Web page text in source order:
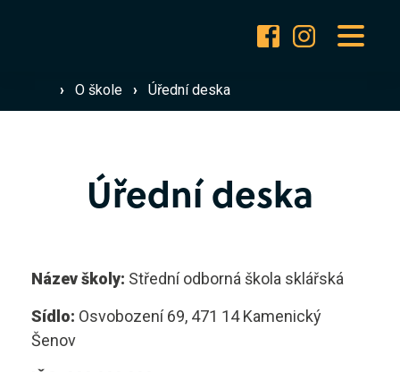
Přijímací řízení ›
Proč studovat u nás? ›
Jak se stát studentem ›
Dokumenty ke stažení ›
O škole
Aktuality
› O škole › Úřední deska
Úřední deska
Název školy: Střední odborná škola sklářská
Sídlo: Osvobození 69, 471 14 Kamenický
Šenov